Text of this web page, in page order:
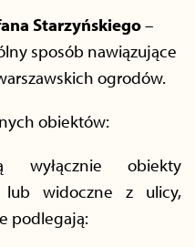
Starzyńskiego–
sposób nawiązujące
ogrodów.
obiektów:
wyłącznie obiekty
lub widoczne z ulicy,
podlegają: